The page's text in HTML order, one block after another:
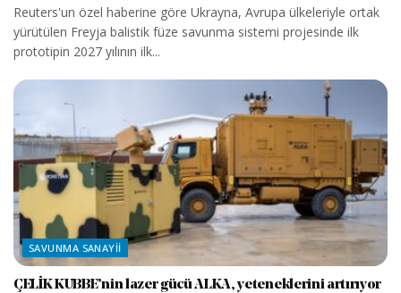
Reuters'un özel haberine göre Ukrayna, Avrupa ülkeleriyle ortak
yürütülen Freyja balistik füze savunma sistemi projesinde ilk
prototipin 2027 yılının ilk...
SAVUNMA SANAYII
ÇELİK KUBBE’nin lazer gücü ALKA, yeteneklerini artırıyor